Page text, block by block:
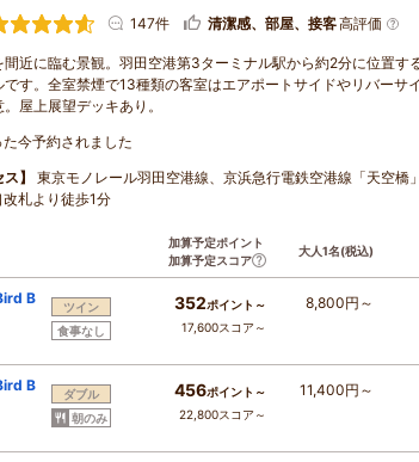
147件 清潔感、部屋、接客高評価
間近に臨む景観。羽田空港第3ターミナル駅から約2分に位置す
です。全室禁煙で13種類の客室はエアポートサイドやリバーサ
屋上展望デッキあり。
た今予約されました
】
東京モノレール羽田空港線、京浜急行電鉄空港線「天空橋
札より徒歩1分
加算予定ポイント
加算予定スコア
大人1名(税込)
B
ツイン
食事なし
352ポイント～
17,600スコア～
8,800円～
B
ダブル
朝のみ
456ポイント～
22,800スコア～
11,400円～